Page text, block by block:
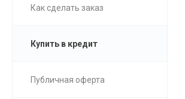
Как сделать заказ
Купить в кредит
Публичная оферта